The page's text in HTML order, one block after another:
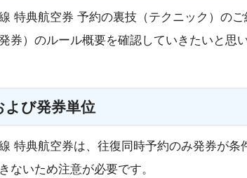
特典航空券 予約の裏技（テクニック）の
券）のルール概要を確認していきたいと思い
よび発券単位
特典航空券は、往復同時予約のみ発券が
ないため注意が必要です。